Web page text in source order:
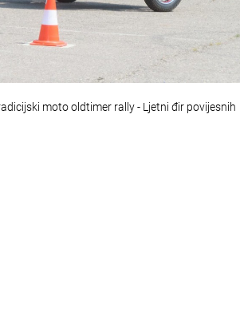
moto oldtimer rally - Ljetni đir povijesnih